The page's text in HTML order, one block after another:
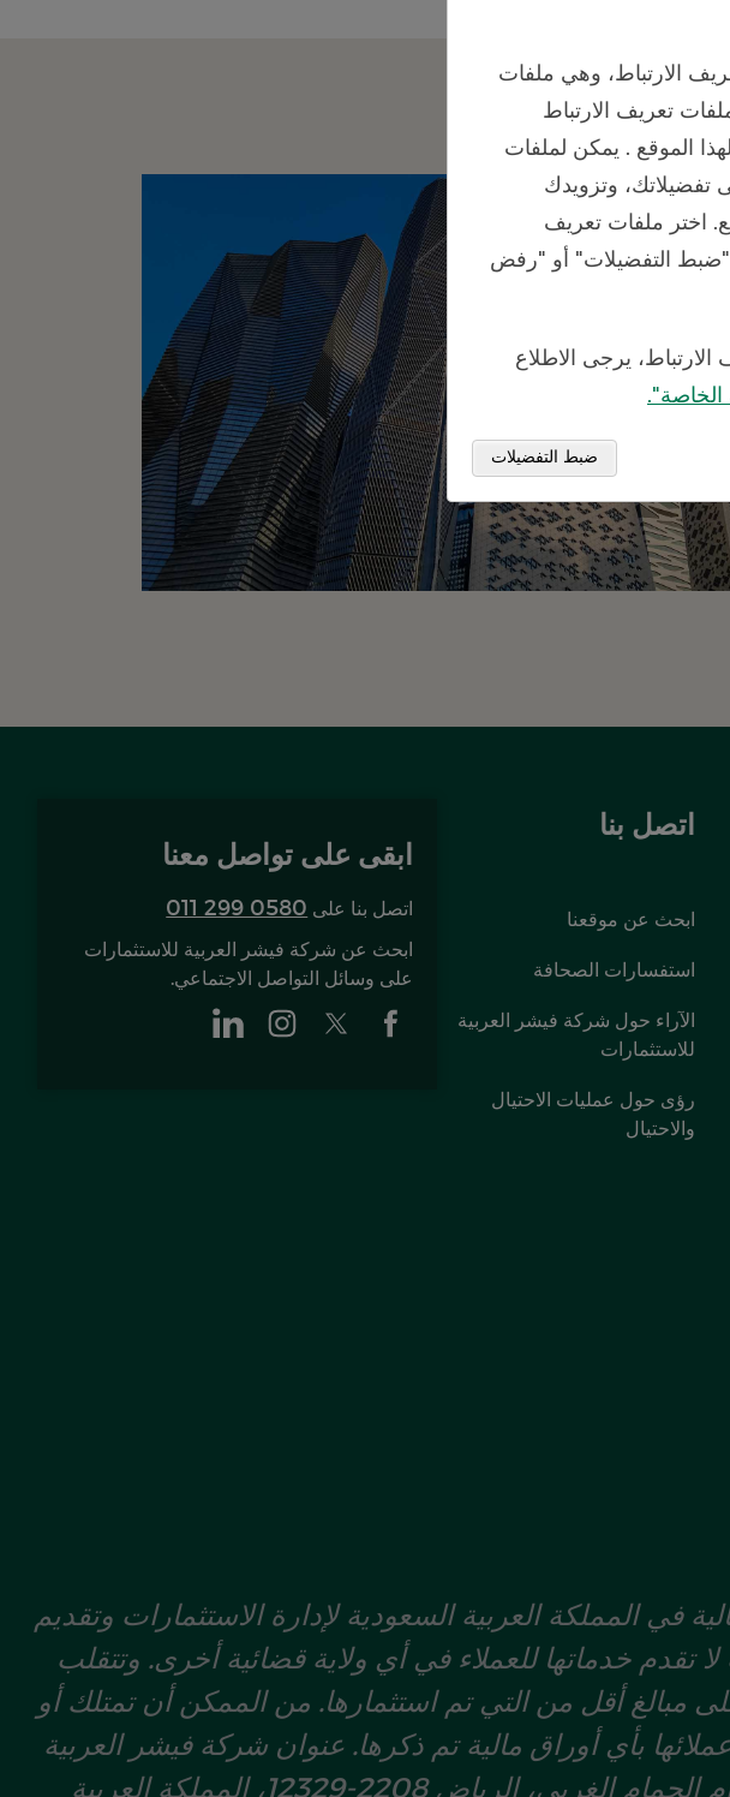
اتصل بنا
ابحث عن موقعنا
استفسارات الصحافة
الآراء حول شركة فيشر العربية
للاستثمارات
رؤى حول عمليات الاحتيال
والاحتيال
ابقى على تواصل معنا
اتصل بنا على 011 299 0580
ابحث عن شركة فيشر العربية للاستثمارات
على وسائل التواصل الاجتماعي.
المملكة العربية السعودية لإدارة الاستثمارات وتقديم
تقدم خدماتها للعملاء في أي ولاية قضائية أخرى. وتتقلب
مبالغ أقل من التي تم استثمارها. من الممكن أن تمتلك أو
بأي أوراق مالية تم ذكرها. عنوان شركة فيشر العربية
للاستثمارات المسجل هو: 8006 شارع سالم بن أبي بكر شيخان، حي أم الحمام الغربي، الرياض 2208-12329، المملكة العربية
الارتباط، وهي ملفات
تعريف الارتباط
الموقع . يمكن لملفات
تفضيلاتك، وتزويدك
اختر ملفات تعريف
"ضبط التفضيلات" أو "رفض
يرجى الاطلاع
ضبط التفضيلات